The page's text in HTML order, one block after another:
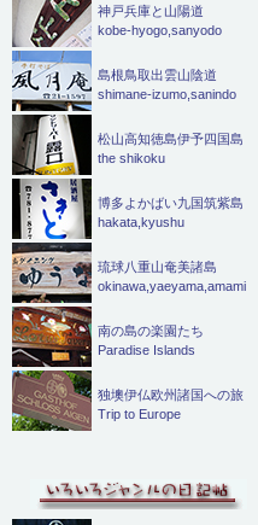
神戸兵庫と山陽道
kobe-hyogo,sanyodo
島根鳥取出雲山陰道
shimane-izumo,sanindo
松山高知徳島伊予四国島
the shikoku
博多よかばい九国筑紫島
hakata,kyushu
琉球八重山奄美諸島
okinawa,yaeyama,amami
南の島の楽園たち
Paradise Islands
独墺伊仏欧州諸国への旅
Trip to Europe